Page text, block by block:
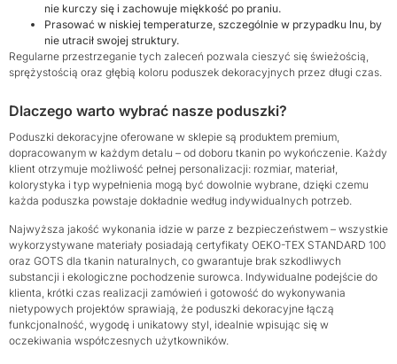
nie kurczy się i zachowuje miękkość po praniu.
Prasować w niskiej temperaturze, szczególnie w przypadku lnu, by
nie utracił swojej struktury.
Regularne przestrzeganie tych zaleceń pozwala cieszyć się świeżością,
sprężystością oraz głębią koloru poduszek dekoracyjnych przez długi czas.
Dlaczego warto wybrać nasze poduszki?
Poduszki dekoracyjne oferowane w sklepie są produktem premium,
dopracowanym w każdym detalu – od doboru tkanin po wykończenie. Każdy
klient otrzymuje możliwość pełnej personalizacji: rozmiar, materiał,
kolorystyka i typ wypełnienia mogą być dowolnie wybrane, dzięki czemu
każda poduszka powstaje dokładnie według indywidualnych potrzeb.
Najwyższa jakość wykonania idzie w parze z bezpieczeństwem – wszystkie
wykorzystywane materiały posiadają certyfikaty OEKO-TEX STANDARD 100
oraz GOTS dla tkanin naturalnych, co gwarantuje brak szkodliwych
substancji i ekologiczne pochodzenie surowca. Indywidualne podejście do
klienta, krótki czas realizacji zamówień i gotowość do wykonywania
nietypowych projektów sprawiają, że poduszki dekoracyjne łączą
funkcjonalność, wygodę i unikatowy styl, idealnie wpisując się w
oczekiwania współczesnych użytkowników.